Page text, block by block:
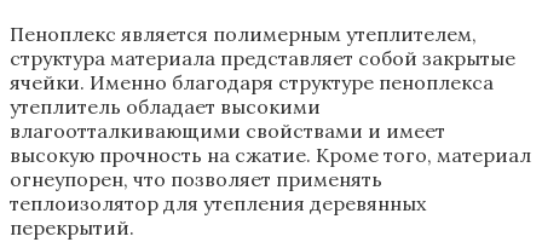
Пеноплекс является полимерным утеплителем,
структура материала представляет собой закрытые
ячейки. Именно благодаря структуре пеноплекса
утеплитель обладает высокими
влагоотталкивающими свойствами и имеет
высокую прочность на сжатие. Кроме того, материал
огнеупорен, что позволяет применять
теплоизолятор для утепления деревянных
перекрытий.